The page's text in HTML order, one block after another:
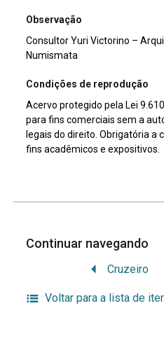
Observação
Consultor Yuri Victorino –
Numismata
Condições de reprodução
Acervo protegido pela Lei
para fins comerciais sem a
legais do direito. Obrigatória a
fins acadêmicos e expositivos.
Continuar navegando
Cruzeiro
Voltar para a lista de